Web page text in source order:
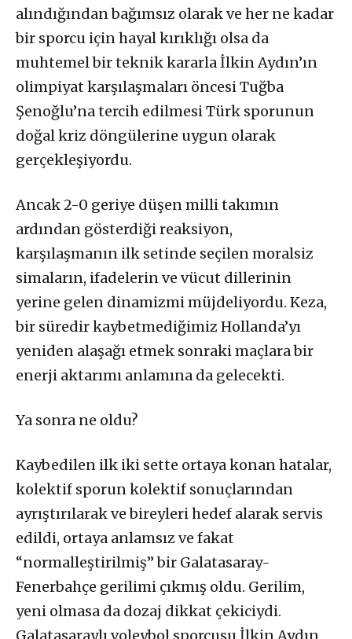
alındığından bağımsız olarak ve her ne kadar
bir sporcu için hayal kırıklığı olsa da
muhtemel bir teknik kararla İlkin Aydın’ın
olimpiyat karşılaşmaları öncesi Tuğba
Şenoğlu’na tercih edilmesi Türk sporunun
doğal kriz döngülerine uygun olarak
gerçekleşiyordu.
Ancak 2-0 geriye düşen milli takımın
ardından gösterdiği reaksiyon,
karşılaşmanın ilk setinde seçilen moralsiz
simaların, ifadelerin ve vücut dillerinin
yerine gelen dinamizmi müjdeliyordu. Keza,
bir süredir kaybetmediğimiz Hollanda’yı
yeniden alaşağı etmek sonraki maçlara bir
enerji aktarımı anlamına da gelecekti.
Ya sonra ne oldu?
Kaybedilen ilk iki sette ortaya konan hatalar,
kolektif sporun kolektif sonuçlarından
ayrıştırılarak ve bireyleri hedef alarak servis
edildi, ortaya anlamsız ve fakat
“normalleştirilmiş” bir Galatasaray-
Fenerbahçe gerilimi çıkmış oldu. Gerilim,
yeni olmasa da dozaj dikkat çekiciydi.